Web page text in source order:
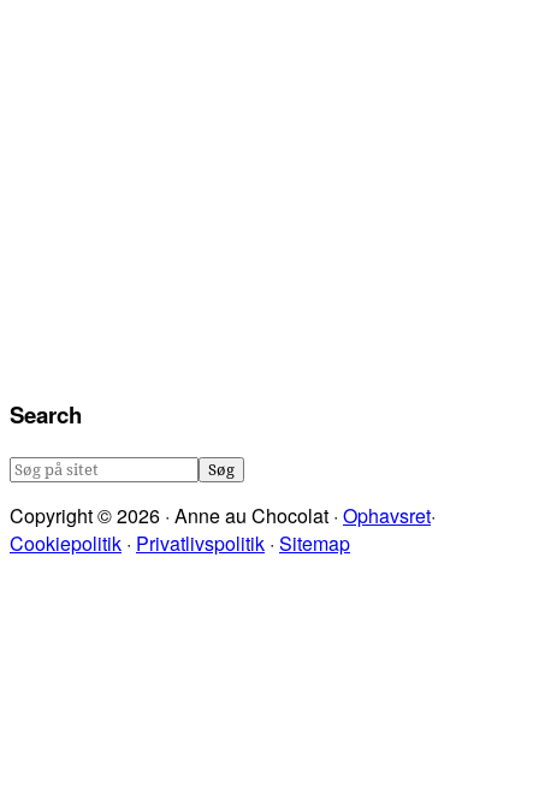
Search
Søg
sitet
Copyright © 2026 · Anne au Chocolat · Ophavsret·
Cookiepolitik · Privatlivspolitik · Sitemap